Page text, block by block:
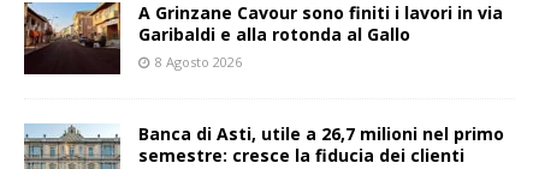
A Grinzane Cavour sono finiti i lavori in via
Garibaldi e alla rotonda al Gallo
8 Agosto 2026
Banca di Asti, utile a 26,7 milioni nel primo
semestre: cresce la fiducia dei clienti